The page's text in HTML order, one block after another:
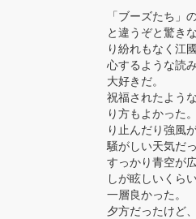
「ブーズたち」
と違うぞと驚き
り紛れもなく江
心するような読
大好きだ。
祝福されたよう
り方もよかった
り止んだり強風
騒がしい天気だ
すっかり青空が
しが眩しいくら
一層良かった。
夕方だったけど